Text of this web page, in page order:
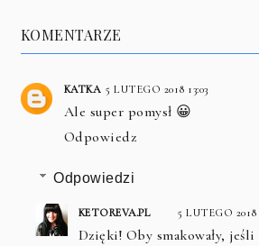
KOMENTARZE
KATKA 5 LUTEGO 2018 13:03
Ale super pomysł 😀
Odpowiedz
Odpowiedzi
KETOREVA.PL 5 LUTEGO 2018
Dzięki! Oby smakowały,